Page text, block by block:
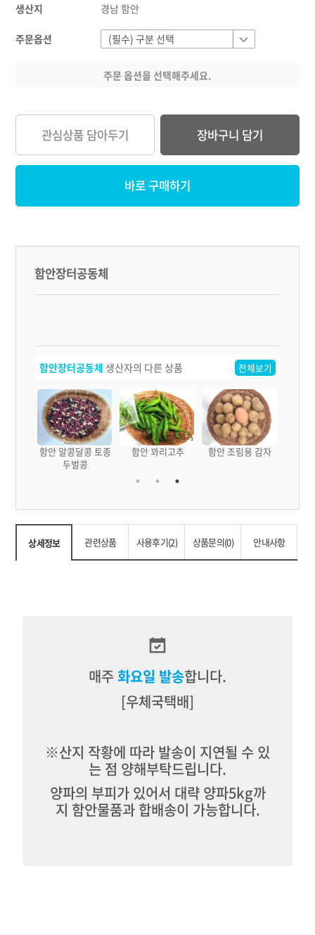
생산지
경남 함안
주문옵션
주문 옵션을 선택해주세요.
관심상품 담아두기 장바구니 담기
바로 구매하기
함안장터공동체
함안장터공동체 생산자의 다른 상품 전체보기
함안 알콩달콩 토종
두벌콩
함안 꽈리고추 함안 조림용 감자
상세정보 관련상품 사용후기(2) 상품문의(0) 안내사항
매주화요일 발송합니다.
[우체국택배]
※산지 작황에 따라 발송이 지연될 수 있
는 점 양해부탁드립니다.
양파의 부피가 있어서 대략 양파5kg까
지 함안물품과 합배송이 가능합니다.